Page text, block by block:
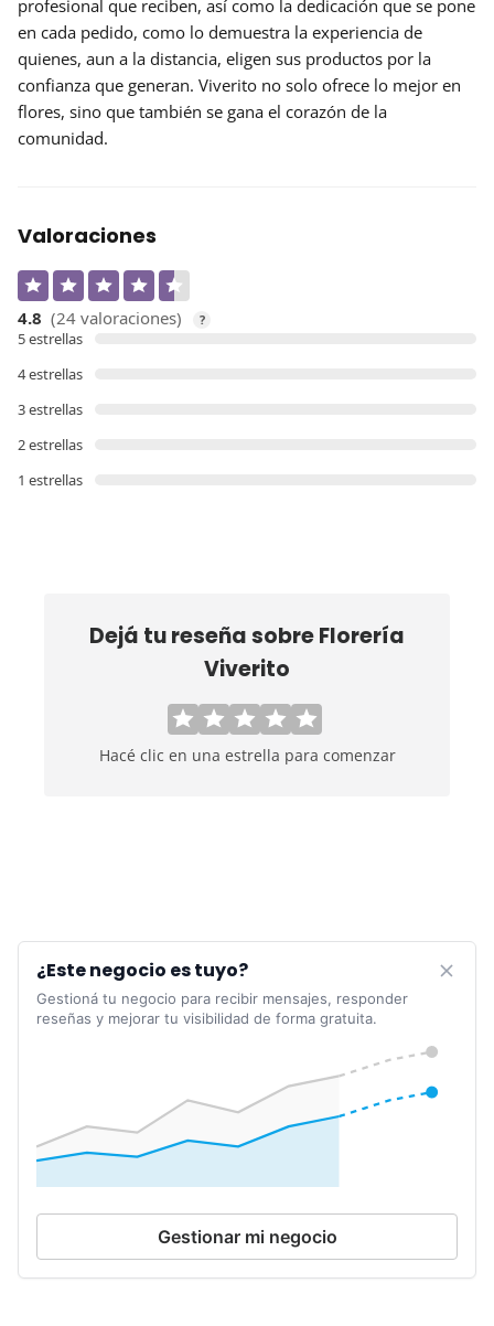
profesional que reciben, así como la dedicación que se pone
en cada pedido, como lo demuestra la experiencia de
quienes, aun a la distancia, eligen sus productos por la
confianza que generan. Viverito no solo ofrece lo mejor en
flores, sino que también se gana el corazón de la
comunidad.
Valoraciones
4.8 (24 valoraciones) ?
5 estrellas
4 estrellas
3 estrellas
2 estrellas
1 estrellas
Dejá tu reseña sobreFlorería
Viverito
Hacé clic en una estrella para comenzar
¿Este negocio es tuyo?
Gestioná tu negocio para recibir mensajes, responder
reseñas y mejorar tu visibilidad de forma gratuita.
Gestionar mi negocio